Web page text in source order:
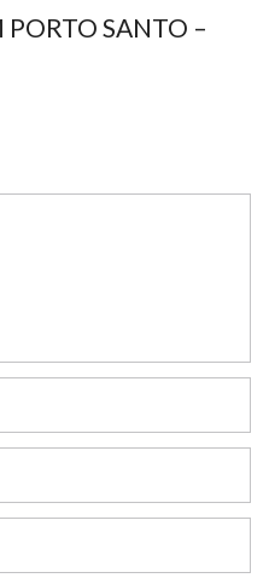
SANTO –